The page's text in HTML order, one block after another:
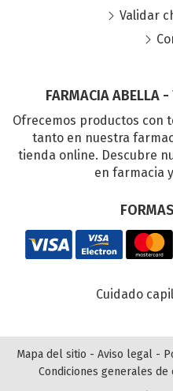
FARMACIA ABELLA
Ofrecemos productos con
tanto en nuestra
tienda online. Descubre
en farmacia
Validar
Cuidado
Mapa del sitio - Aviso legal -
Condiciones generales de